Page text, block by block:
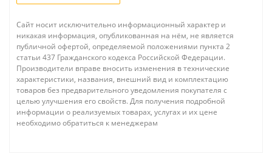
Сайт носит исключительно информационный характер и
никакая информация, опубликованная на нём, не является
публичной офертой, определяемой положениями пункта 2
статьи 437 Гражданского кодекса Российской Федерации.
Производители вправе вносить изменения в технические
характеристики, названия, внешний вид и комплектацию
товаров без предварительного уведомления покупателя с
целью улучшения его свойств. Для получения подробной
информации о реализуемых товарах, услугах и их цене
необходимо обратиться к менеджерам